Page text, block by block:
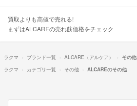
買取よりも高値で売れる!
まずはALCAREの売れ筋価格をチェック
ラクマ ブランド一覧 ALCARE（アルケア）
その他
ラクマ
カテゴリ一覧 その他 ALCAREのその他